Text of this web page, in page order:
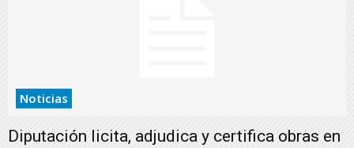
Noticias
Diputación licita, adjudica y certifica obras en